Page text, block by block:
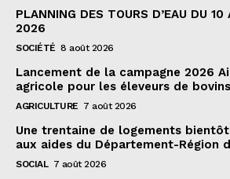
PLANNING DES TOURS D’EAU DU
2026
SOCIÉTÉ 8 août 2026
Lancement de la campagne 2026
agricole pour les éleveurs de
AGRICULTURE 7 août 2026
Une trentaine de logements
aux aides du Département-Région
SOCIAL 7 août 2026